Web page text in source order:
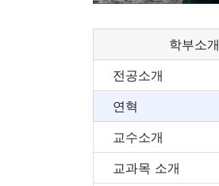
학부소개
전공소개
연혁
교수소개
교과목 소개